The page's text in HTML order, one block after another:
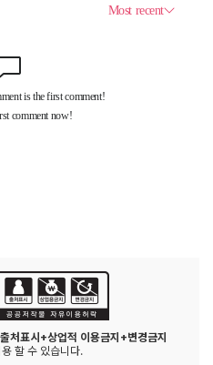
처표시+상업적 이용금지+변경금지
할 수 있습니다.